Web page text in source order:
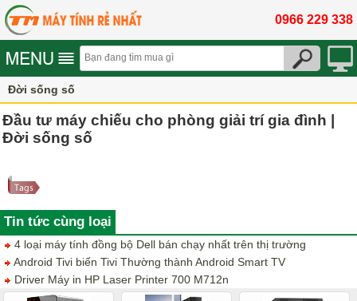
0966 229 338
Đời sống số
Đầu tư máy chiếu cho phòng giải trí gia đình |
Đời sống số
Tin tức cùng loại
4 loại máy tính đồng bộ Dell bán chạy nhất trên thị trường
Android Tivi biến Tivi Thường thành Android Smart TV
Driver Máy in HP Laser Printer 700 M712n